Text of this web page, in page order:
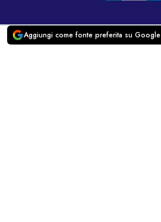
Aggiungi come fonte preferita su Google